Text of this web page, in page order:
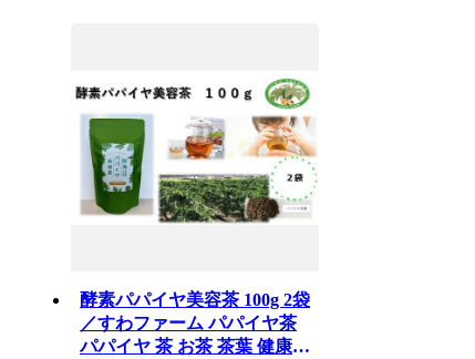
酵素パパイヤ美容茶 100g 2袋
／すわファーム パパイヤ茶
パパイヤ 茶 お茶 茶葉 健康